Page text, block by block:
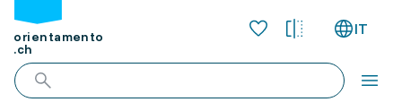
orientamento
.ch
IT